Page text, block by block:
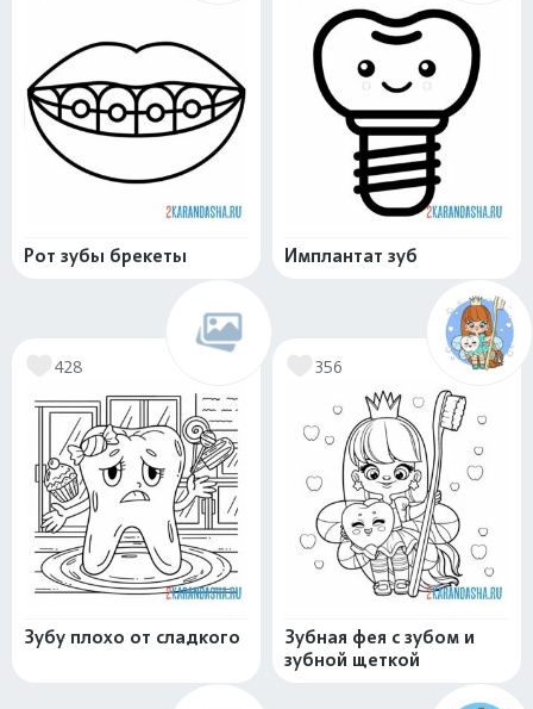
Рот зубы брекеты Имплантат зуб
428
Зубу плохо от сладкого
356
Зубная фея с зубом и
зубной щеткой